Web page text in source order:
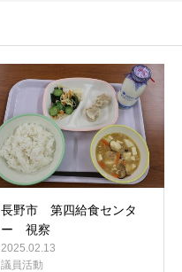
長野市 第四給食センタ
ー 視察
2025.02.13
議員活動